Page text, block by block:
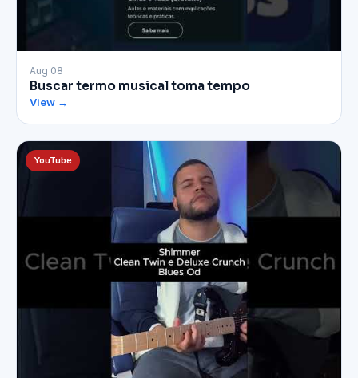
▶
Aug 08
Buscar termo musical toma tempo
View →
YouTube